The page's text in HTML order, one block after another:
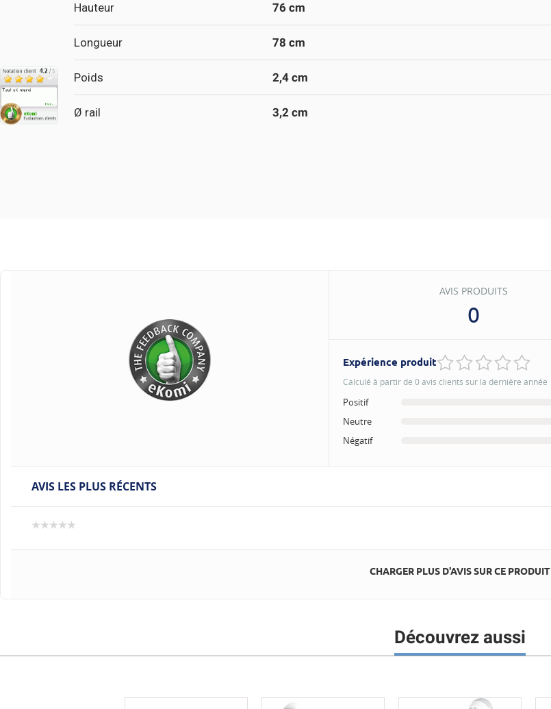
Hauteur 76 cm
Longueur 78 cm
Poids 2,4 cm
Ø rail 3,2 cm
AVIS PRODUITS
0
Expérience produit
Calculé à partir de 0 avis clients sur la dernière année
Positif
Neutre
Négatif
AVIS LES PLUS RÉCENTS
CHARGER PLUS D'AVIS SUR CE PRODUIT
Découvrez aussi